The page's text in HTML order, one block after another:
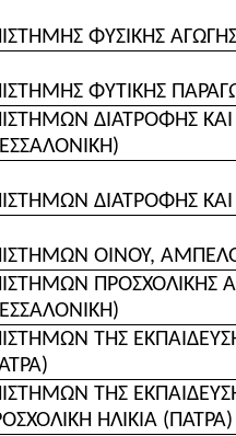
ΦΥΣΙΚΗΣ
ΦΥΤΙΚΗΣ
ΔΙΑΤΡΟΦΗΣ ΚΑΙ
ΔΙΑΤΡΟΦΗΣ ΚΑΙ
ΟΙΝΟΥ,
ΠΡΟΣΧΟΛΙΚΗΣ
ΤΗΣ
ΤΗΣ
ΗΛΙΚΙΑ (ΠΑΤΡΑ)